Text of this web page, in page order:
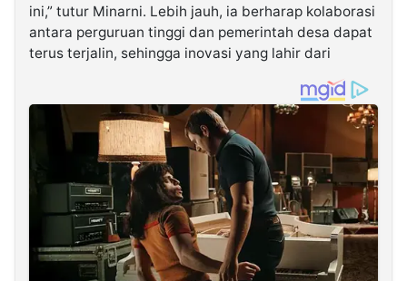
ini,” tutur Minarni. Lebih jauh, ia berharap kolaborasi
antara perguruan tinggi dan pemerintah desa dapat
terus terjalin, sehingga inovasi yang lahir dari